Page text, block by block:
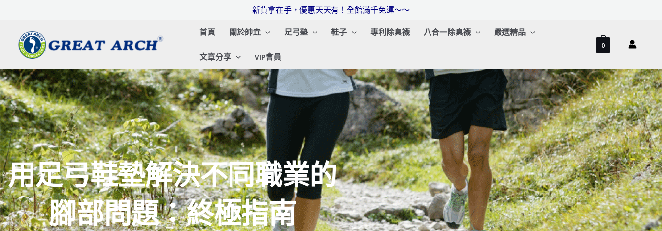
容
新貨拿在手，優惠天天有！全館滿千免運～～
首頁 關於帥垚 足弓墊 鞋子 專利除臭襪 八合一除臭襪 嚴選精品
文章分享 VIP會員
0
用足弓鞋墊解決不同職業的
腳部問題：終極指南